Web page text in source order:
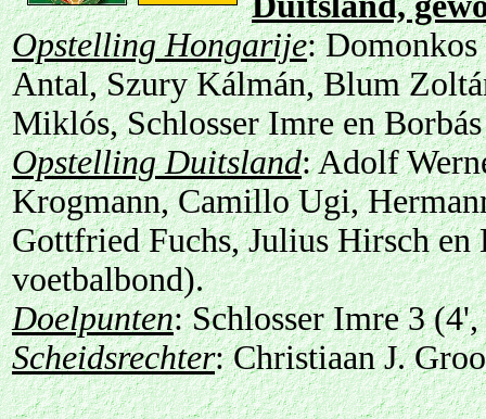
Opstelling Hongarije:
Antal, Szury Kálmán, Blum
Miklós, Schlosser Imre en Borbás
Opstelling Duitsland: Adolf
Krogmann, Camillo Ugi,
Gottfried Fuchs, Julius Hirsch
voetbalbond).
Doelpunten: Schlosser Imre 3
Scheidsrechter: Christiaan J.